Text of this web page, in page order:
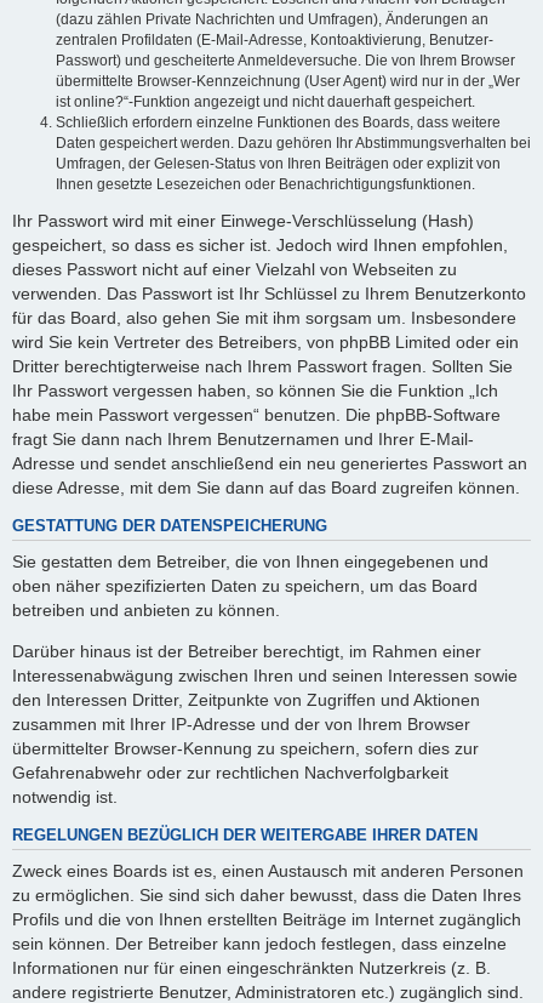
(dazu zählen Private Nachrichten und Umfragen), Änderungen an
zentralen Profildaten (E-Mail-Adresse, Kontoaktivierung, Benutzer-
Passwort) und gescheiterte Anmeldeversuche. Die von Ihrem Browser
übermittelte Browser-Kennzeichnung (User Agent) wird nur in der „Wer
ist online?“-Funktion angezeigt und nicht dauerhaft gespeichert.
Schließlich erfordern einzelne Funktionen des Boards, dass weitere
Daten gespeichert werden. Dazu gehören Ihr Abstimmungsverhalten bei
Umfragen, der Gelesen-Status von Ihren Beiträgen oder explizit von
Ihnen gesetzte Lesezeichen oder Benachrichtigungsfunktionen.
Ihr Passwort wird mit einer Einwege-Verschlüsselung (Hash)
gespeichert, so dass es sicher ist. Jedoch wird Ihnen empfohlen,
dieses Passwort nicht auf einer Vielzahl von Webseiten zu
verwenden. Das Passwort ist Ihr Schlüssel zu Ihrem Benutzerkonto
für das Board, also gehen Sie mit ihm sorgsam um. Insbesondere
wird Sie kein Vertreter des Betreibers, von phpBB Limited oder ein
Dritter berechtigterweise nach Ihrem Passwort fragen. Sollten Sie
Ihr Passwort vergessen haben, so können Sie die Funktion „Ich
habe mein Passwort vergessen“ benutzen. Die phpBB-Software
fragt Sie dann nach Ihrem Benutzernamen und Ihrer E-Mail-
Adresse und sendet anschließend ein neu generiertes Passwort an
diese Adresse, mit dem Sie dann auf das Board zugreifen können.
GESTATTUNG DER DATENSPEICHERUNG
Sie gestatten dem Betreiber, die von Ihnen eingegebenen und
oben näher spezifizierten Daten zu speichern, um das Board
betreiben und anbieten zu können.
Darüber hinaus ist der Betreiber berechtigt, im Rahmen einer
Interessenabwägung zwischen Ihren und seinen Interessen sowie
den Interessen Dritter, Zeitpunkte von Zugriffen und Aktionen
zusammen mit Ihrer IP-Adresse und der von Ihrem Browser
übermittelter Browser-Kennung zu speichern, sofern dies zur
Gefahrenabwehr oder zur rechtlichen Nachverfolgbarkeit
notwendig ist.
REGELUNGEN BEZÜGLICH DER WEITERGABE IHRER DATEN
Zweck eines Boards ist es, einen Austausch mit anderen Personen
zu ermöglichen. Sie sind sich daher bewusst, dass die Daten Ihres
Profils und die von Ihnen erstellten Beiträge im Internet zugänglich
sein können. Der Betreiber kann jedoch festlegen, dass einzelne
Informationen nur für einen eingeschränkten Nutzerkreis (z. B.
andere registrierte Benutzer, Administratoren etc.) zugänglich sind.